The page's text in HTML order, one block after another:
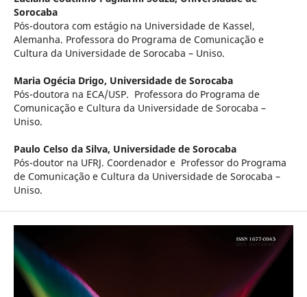
Sorocaba
Pós-doutora com estágio na Universidade de Kassel,
Alemanha. Professora do Programa de Comunicação e
Cultura da Universidade de Sorocaba – Uniso.
Maria Ogécia Drigo, Universidade de Sorocaba
Pós-doutora na ECA/USP. Professora do Programa de
Comunicação e Cultura da Universidade de Sorocaba –
Uniso.
Paulo Celso da Silva, Universidade de Sorocaba
Pós-doutor na UFRJ. Coordenador e Professor do Programa
de Comunicação e Cultura da Universidade de Sorocaba –
Uniso.